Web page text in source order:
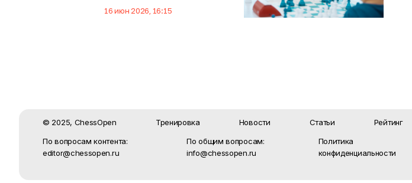
16 июн 2026, 16:15
© 2025, ChessOpen Тренировка Новости Статьи Рейтинг
По вопросам контента:
editor@chessopen.ru
По общим вопросам:
info@chessopen.ru
Политика
конфиденциальности